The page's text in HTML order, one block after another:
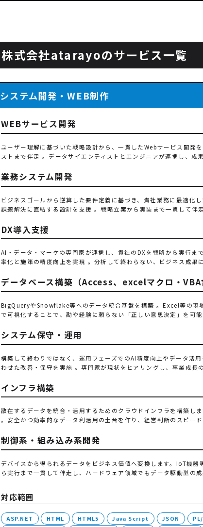
株式会社atarayoのサービス一覧
システム開発・WEB制作
WEBサービス開発
ユーザー理解に基づいた戦略設計から、一貫したWebサービス開発
ストまで伴走 。データサイエンティストとエンジニアが連携し、成
業務システム開発
ビジネスゴールから逆算した要件定義に基づき、貴社業務に最適化
課題解決に直結する設計を支援 。戦略立案から実装まで一貫して伴
DX導入支援
AI・データ・マーケの専門家が連携し、貴社のDXを戦略から実行
率化と施策の精度向上を実現 。分析して終わらない、ビジネス成果
データベース構築（Access、excelマクロ・VBA
BigQueryやSnowflake等へのデータ統合基盤を構築 。Excel等の現
で可視化することで、勘や経験に頼らない「正しい意思決定」を可
システム保守・運用
構築して終わりではなく、運用フェーズでのAI精度向上やデータ活
わせた改善・保守を実施 。専門家が現状をヒアリングし、事業成長
インフラ構築
散在するデータを統合・活用するためのクラウドインフラを構築
。安全かつ効率的なデータ利活用の土台を作り、経営判断のスピー
制御系・組み込み系開発
デバイスから得られるデータをビジネス価値へ変換します。IoT機
ら実行まで一貫して伴走し、ハードウェア領域でもデータ駆動型の
対応範囲
ASP.NET HTML HTML5 Java Script JSON